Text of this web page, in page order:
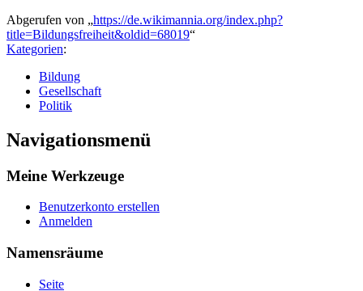
Abgerufen von „https://de.wikimannia.org/index.php?
title=Bildungsfreiheit&oldid=68019“
Kategorien:
Bildung
Gesellschaft
Politik
Navigationsmenü
Meine Werkzeuge
Benutzerkonto erstellen
Anmelden
Namensräume
Seite